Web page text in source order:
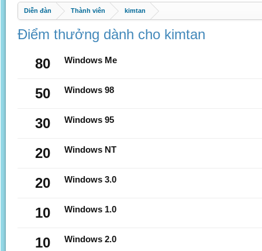
Diễn đàn Thành viên kimtan
Điểm thưởng dành cho kimtan
80
Windows Me
50 Windows 98
30 Windows 95
20 Windows NT
20 Windows 3.0
10 Windows 1.0
10 Windows 2.0